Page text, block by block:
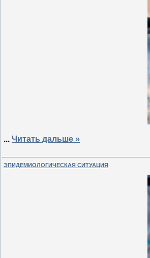
... Читать дальше »
ЭПИДЕМИОЛОГИЧЕСКАЯ СИТУАЦИЯ